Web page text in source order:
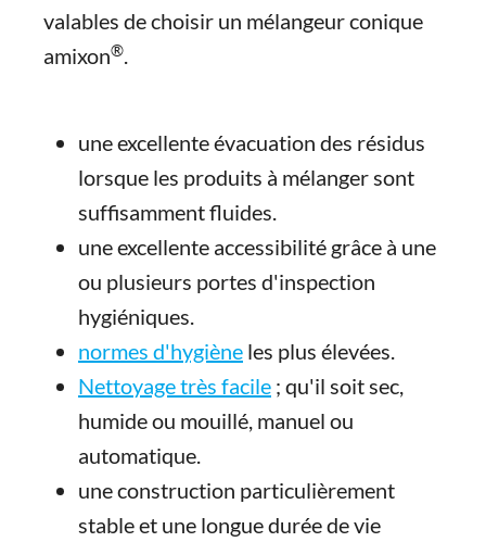
valables de choisir un mélangeur conique
amixon®.
une excellente évacuation des résidus
lorsque les produits à mélanger sont
suffisamment fluides.
une excellente accessibilité grâce à une
ou plusieurs portes d'inspection
hygiéniques.
normes d'hygiène les plus élevées.
Nettoyage très facile ; qu'il soit sec,
humide ou mouillé, manuel ou
automatique.
une construction particulièrement
stable et une longue durée de vie